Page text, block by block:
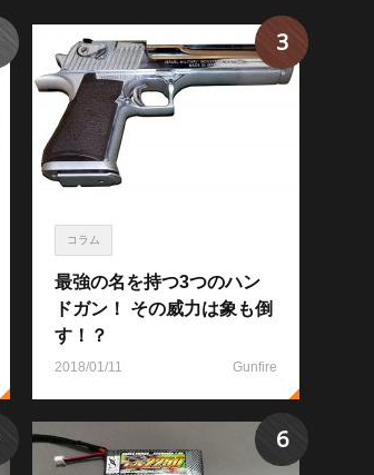
コラム
最強の名を持つ3つのハン
ドガン！ その威力は象も倒
す！？
2018/01/11 Gunfire
3
6